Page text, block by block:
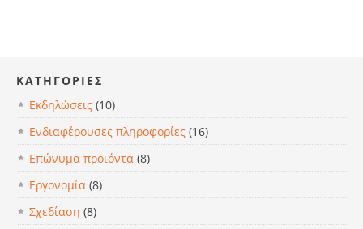
KΑΤΗΓΟΡΊΕΣ
Εκδηλώσεις (10)
Ενδιαφέρουσες πληροφορίες (16)
Επώνυμα προϊόντα (8)
Εργονομία (8)
Σχεδίαση (8)